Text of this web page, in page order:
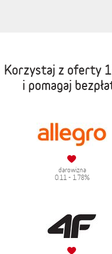
Korzystaj z oferty
i pomagaj
darowizna
0.11 - 1.78%